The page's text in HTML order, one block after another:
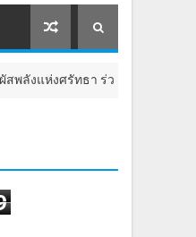
ร่วมงาน "ห่มผ้าหลวงปู่ทวด ครั้งที่